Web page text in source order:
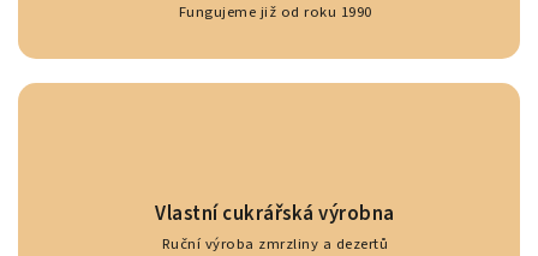
Fungujeme již od roku 1990
Vlastní cukrářská výrobna
Ruční výroba zmrzliny a dezertů